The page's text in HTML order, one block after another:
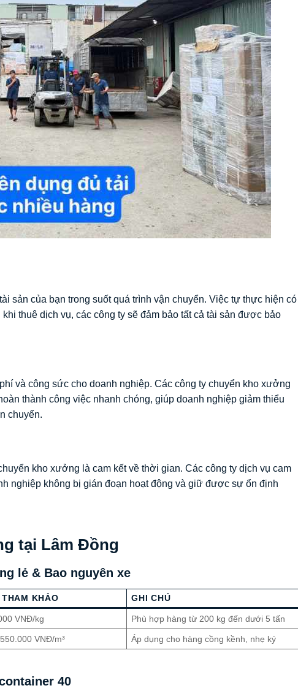
sản của bạn trong suốt quá trình vận chuyển. Việc tự thực hiện có
thuê dịch vụ, các công ty sẽ đảm bảo tất cả tài sản được bảo
và công sức cho doanh nghiệp. Các công ty chuyển kho xưởng
thành công việc nhanh chóng, giúp doanh nghiệp giảm thiểu
chuyển.
kho xưởng là cam kết về thời gian. Các công ty dịch vụ cam
nghiệp không bị gián đoạn hoạt động và giữ được sự ổn định
tại Lâm Đồng
lẻ & Bao nguyên xe
KHẢO GHI CHÚ
VNĐ/kg Phù hợp hàng từ 200 kg đến dưới 5 tấn
VNĐ/m³ Áp dụng cho hàng cồng kềnh, nhẹ ký
40